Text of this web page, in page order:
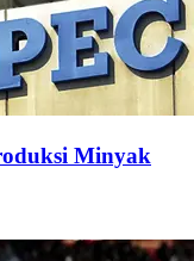
Minyak